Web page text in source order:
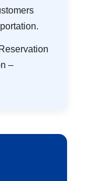
–